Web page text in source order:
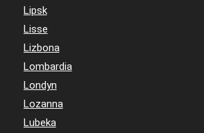
Lipsk
Lisse
Lizbona
Lombardia
Londyn
Lozanna
Lubeka